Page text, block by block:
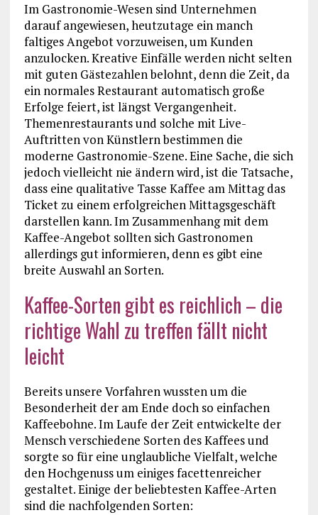
Im Gastronomie-Wesen sind Unternehmen
darauf angewiesen, heutzutage ein manch
faltiges Angebot vorzuweisen, um Kunden
anzulocken. Kreative Einfälle werden nicht selten
mit guten Gästezahlen belohnt, denn die Zeit, da
ein normales Restaurant automatisch große
Erfolge feiert, ist längst Vergangenheit.
Themenrestaurants und solche mit Live-
Auftritten von Künstlern bestimmen die
moderne Gastronomie-Szene. Eine Sache, die sich
jedoch vielleicht nie ändern wird, ist die Tatsache,
dass eine qualitative Tasse Kaffee am Mittag das
Ticket zu einem erfolgreichen Mittagsgeschäft
darstellen kann. Im Zusammenhang mit dem
Kaffee-Angebot sollten sich Gastronomen
allerdings gut informieren, denn es gibt eine
breite Auswahl an Sorten.
Kaffee-Sorten gibt es reichlich – die
richtige Wahl zu treffen fällt nicht
leicht
Bereits unsere Vorfahren wussten um die
Besonderheit der am Ende doch so einfachen
Kaffeebohne. Im Laufe der Zeit entwickelte der
Mensch verschiedene Sorten des Kaffees und
sorgte so für eine unglaubliche Vielfalt, welche
den Hochgenuss um einiges facettenreicher
gestaltet. Einige der beliebtesten Kaffee-Arten
sind die nachfolgenden Sorten: